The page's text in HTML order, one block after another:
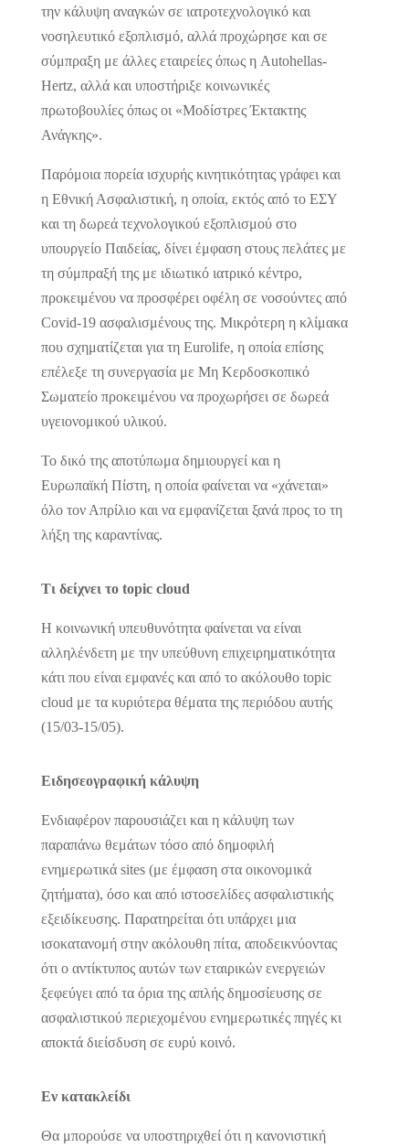
την κάλυψη αναγκών σε ιατροτεχνολογικό και
νοσηλευτικό εξοπλισμό, αλλά προχώρησε και σε
σύμπραξη με άλλες εταιρείες όπως η Autohellas-
Hertz, αλλά και υποστήριξε κοινωνικές
πρωτοβουλίες όπως οι «Μοδίστρες Έκτακτης
Ανάγκης».
Παρόμοια πορεία ισχυρής κινητικότητας γράφει και
η Εθνική Ασφαλιστική, η οποία, εκτός από το ΕΣΥ
και τη δωρεά τεχνολογικού εξοπλισμού στο
υπουργείο Παιδείας, δίνει έμφαση στους πελάτες με
τη σύμπραξή της με ιδιωτικό ιατρικό κέντρο,
προκειμένου να προσφέρει οφέλη σε νοσούντες από
Covid-19 ασφαλισμένους της. Μικρότερη η κλίμακα
που σχηματίζεται για τη Eurolife, η οποία επίσης
επέλεξε τη συνεργασία με Μη Κερδοσκοπικό
Σωματείο προκειμένου να προχωρήσει σε δωρεά
υγειονομικού υλικού.
Το δικό της αποτύπωμα δημιουργεί και η
Ευρωπαϊκή Πίστη, η οποία φαίνεται να «χάνεται»
όλο τον Απρίλιο και να εμφανίζεται ξανά προς το τη
λήξη της καραντίνας.
Τι δείχνει το topiccloud
H κοινωνική υπευθυνότητα φαίνεται να είναι
αλληλένδετη με την υπεύθυνη επιχειρηματικότητα
κάτι που είναι εμφανές και από το ακόλουθο topic
cloud με τα κυριότερα θέματα της περιόδου αυτής
(15/03-15/05).
Ειδησεογραφική κάλυψη
Ενδιαφέρον παρουσιάζει και η κάλυψη των
παραπάνω θεμάτων τόσο από δημοφιλή
ενημερωτικά sites (με έμφαση στα οικονομικά
ζητήματα), όσο και από ιστοσελίδες ασφαλιστικής
εξειδίκευσης. Παρατηρείται ότι υπάρχει μια
ισοκατανομή στην ακόλουθη πίτα, αποδεικνύοντας
ότι ο αντίκτυπος αυτών των εταιρικών ενεργειών
ξεφεύγει από τα όρια της απλής δημοσίευσης σε
ασφαλιστικού περιεχομένου ενημερωτικές πηγές κι
αποκτά διείσδυση σε ευρύ κοινό.
Εν κατακλείδι
Θα μπορούσε να υποστηριχθεί ότι η κανονιστική